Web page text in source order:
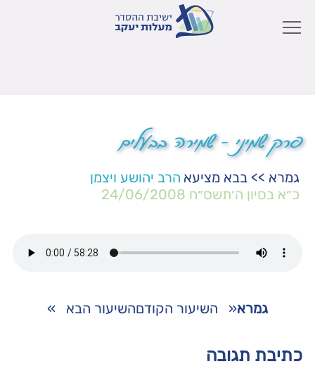
פרק שמיני – שמירה בבעלים
גמרא >> בבא מציעא הרב יהושע ויצמן
כ״א בסיון ה׳תשס״ח 24/06/2008
גמרא« השיעור הקודםהשיעור הבא »
כתיבת תגובה